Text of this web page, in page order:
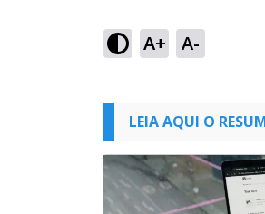
A+ A-
LEIA AQUI O